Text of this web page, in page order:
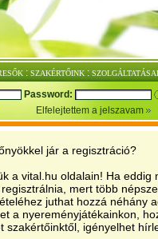
: SZAKÉRTŐINK :
Password:
Elfelejtettem a jelszavam
jár a regisztráció?
a vital.hu oldalain! Ha eddig
mert több
juthat hozzá néhány
a nyereményjátékainkon,
szakértőinktől, igényelhet